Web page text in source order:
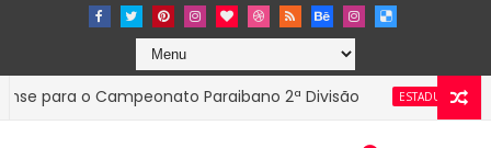
o Campeonato Paraibano 2ª Divisão ESTADUAL